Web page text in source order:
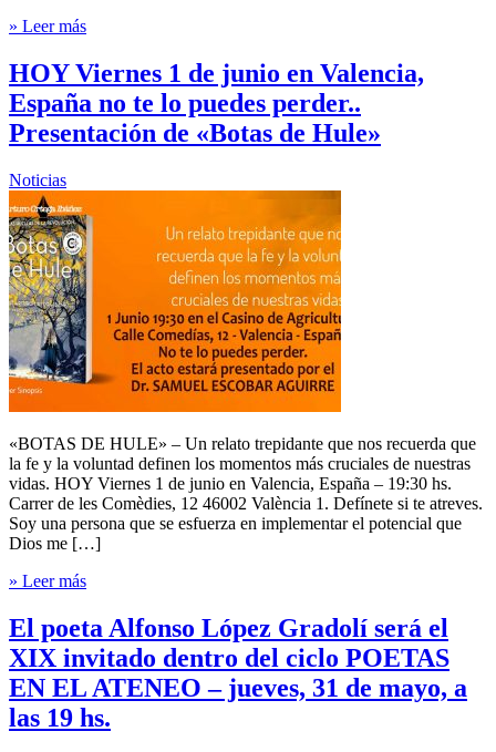
» Leer más
HOY Viernes 1 de junio en Valencia,
España no te lo puedes perder..
Presentación de «Botas de Hule»
Noticias
«BOTAS DE HULE» – Un relato trepidante que nos recuerda que
la fe y la voluntad definen los momentos más cruciales de nuestras
vidas. HOY Viernes 1 de junio en Valencia, España – 19:30 hs.
Carrer de les Comèdies, 12 46002 València 1. Defínete si te atreves.
Soy una persona que se esfuerza en implementar el potencial que
Dios me […]
» Leer más
El poeta Alfonso López Gradolí será el
XIX invitado dentro del ciclo POETAS
EN EL ATENEO – jueves, 31 de mayo, a
las 19 hs.